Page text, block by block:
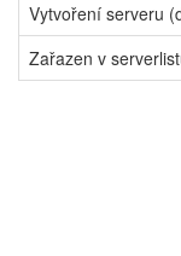
Vytvoření serveru
Zařazen v